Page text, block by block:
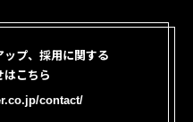
ップ、採用に関する
はこちら
contact/